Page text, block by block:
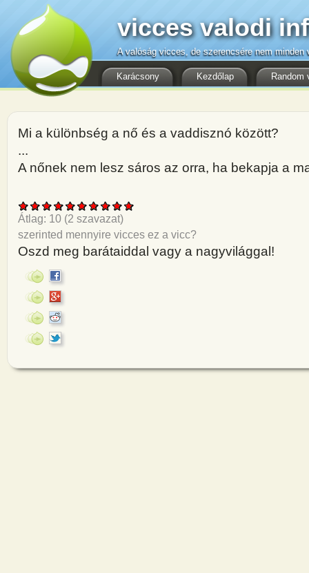
Karácsony Kezdőlap Random
vicces valodi
A valóság vicces, de szerencsére nem minden
Mi a különbség a nő és a vaddisznó között?
...
A nőnek nem lesz sáros az orra, ha bekapja a
Átlag: 10 (2 szavazat)
szerinted mennyire vicces ez a vicc?
Oszd meg barátaiddal vagy a nagyvilággal!